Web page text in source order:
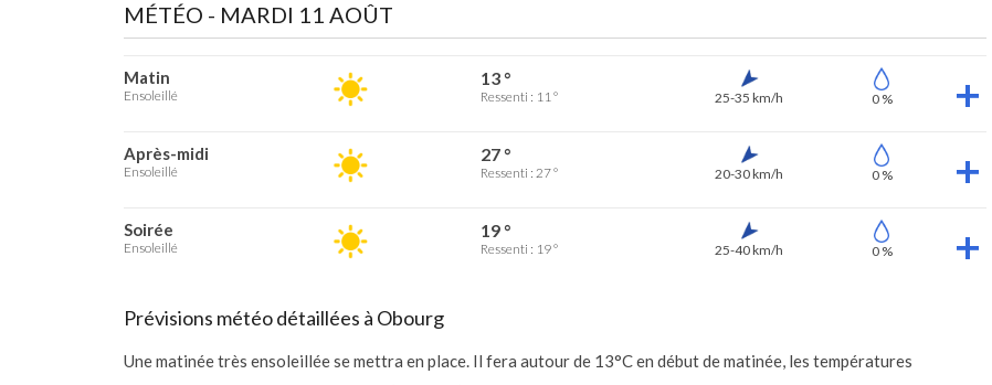
MÉTÉO - MARDI 11 AOÛT
Matin
Ensoleillé
13 °
Ressenti : 11 ° 25-35 km/h 0 %
Après-midi
Ensoleillé
27 °
Ressenti : 27 ° 20-30 km/h 0 %
Soirée
Ensoleillé
19 °
Ressenti : 19 ° 25-40 km/h 0 %
Prévisions météo détaillées à Obourg
Une matinée très ensoleillée se mettra en place. Il fera autour de 13°C en début de matinée, les températures